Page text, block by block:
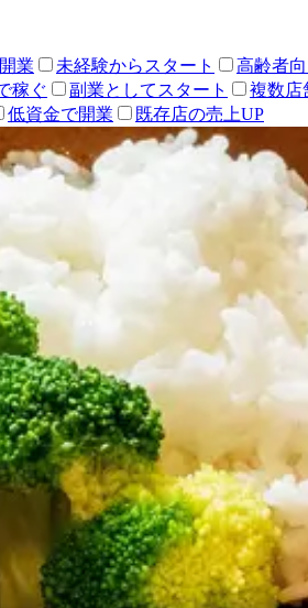
業 未経験からスタート 高齢者
稼ぐ 副業としてスタート 複数店
低資金で開業 既存店の売上UP